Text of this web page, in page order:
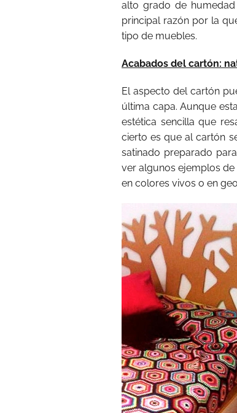
alto grado de
principal razón por la
tipo de muebles.
Acabados del cartón:
El aspecto del cartón
última capa. Aunque
estética sencilla que
cierto es que al cartón
satinado preparado
ver algunos ejemplos
en colores vivos o en